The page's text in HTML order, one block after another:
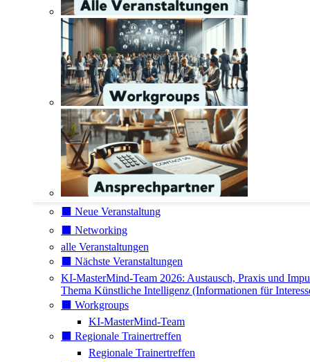
⬛️ Neue Veranstaltung
⬛️ Networking
alle Veranstaltungen
⬛️ Nächste Veranstaltungen
KI-MasterMind-Team 2026: Austausch, Praxis und
Thema Künstliche Intelligenz (Informationen für
⬛️ Workgroups
KI-MasterMind-Team
⬛️ Regionale Trainertreffen
Regionale Trainertreffen